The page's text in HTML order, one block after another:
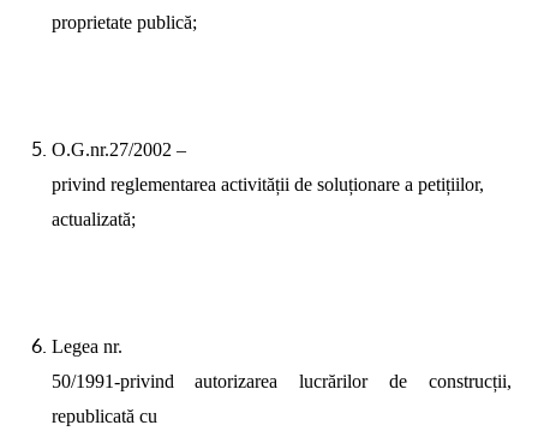
proprietate publică;
O.G.nr.27/2002 –
privind reglementarea activității de soluționare a petițiilor,
actualizată;
Legea nr.
50/1991-privind autorizarea lucrărilor de construcții,
republicată cu